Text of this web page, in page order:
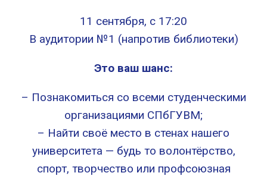
11 сентября, с 17:20
В аудитории №1 (напротив библиотеки)
Это ваш шанс:
– Познакомиться со всеми студенческими
организациями СПбГУВМ;
– Найти своё место в стенах нашего
университета — будь то волонтёрство,
спорт, творчество или профсоюзная